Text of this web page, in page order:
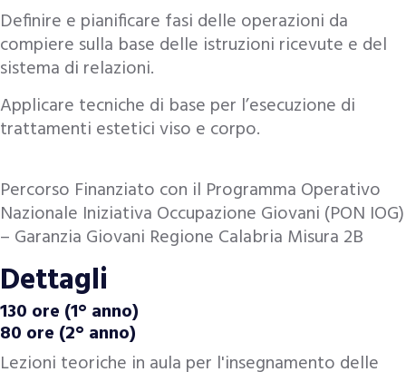
Definire e pianificare fasi delle operazioni da
compiere sulla base delle istruzioni ricevute e del
sistema di relazioni.
Applicare tecniche di base per l’esecuzione di
trattamenti estetici viso e corpo.
Percorso Finanziato con il Programma Operativo
Nazionale Iniziativa Occupazione Giovani (PON IOG)
– Garanzia Giovani Regione Calabria Misura 2B
Dettagli
130 ore (1° anno)
80 ore (2° anno)
Lezioni teoriche in aula per l'insegnamento delle